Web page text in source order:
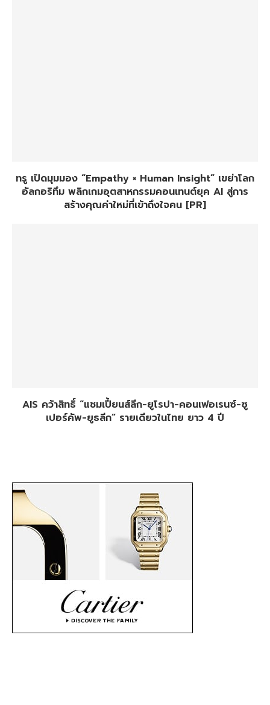
ทรู เปิดมุมมอง “Empathy × Human Insight” เขย่าโลก
อัลกอริทึม พลิกเกมอุตสาหกรรมคอนเทนต์ยุค AI สู่การ
สร้างคุณค่าใหม่ที่เข้าถึงใจคน [PR]
AIS คว้าสิทธิ์ “แชมเปี้ยนส์ลีก-ยูโรปา-คอนเฟอเรนซ์-ซู
เปอร์คัพ-ยูธลีก” รายเดียวในไทย ยาว 4 ปี